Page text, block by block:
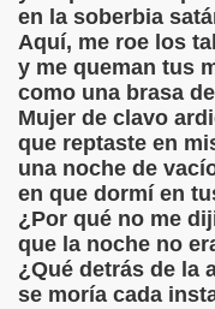
en la soberbia
Aquí, me roe los
y me queman tus
como una brasa
Mujer de clavo
que reptaste en
una noche de
en que dormí en
¿Por qué no me
que la noche no
¿Qué detrás de la
se moría cada
"NUESTRA
:"Hoy solo
terraplén, el
:"Amor de
"Judas Negro"